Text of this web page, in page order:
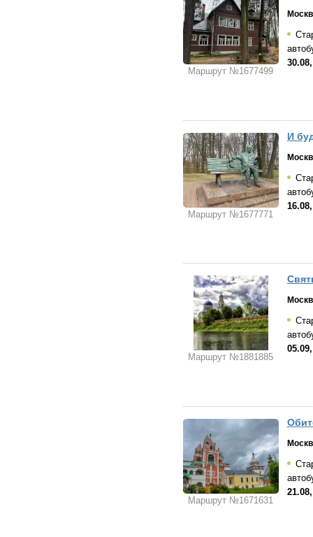
Маршрут №1677499
Маршрут №1677771
И
Маршрут №1881885
Маршрут №1671631